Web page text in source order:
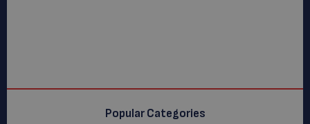
Popular Categories